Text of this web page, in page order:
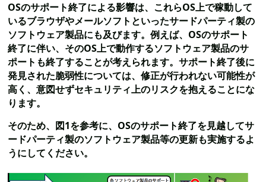
OSのサポート終了による影響は、これらOS上で稼動して
いるブラウザやメールソフトといったサードパーティ製の
ソフトウェア製品にも及びます。例えば、OSのサポート
終了に伴い、そのOS上で動作するソフトウェア製品のサ
ポートも終了することが考えられます。サポート終了後に
発見された脆弱性については、修正が行われない可能性が
高く、意図せずセキュリティ上のリスクを抱えることにな
ります。
そのため、図1を参考に、OSのサポート終了を見越してサ
ードパーティ製のソフトウェア製品等の更新も実施するよ
うにしてください。